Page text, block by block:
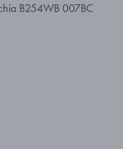
B254WB 007BC